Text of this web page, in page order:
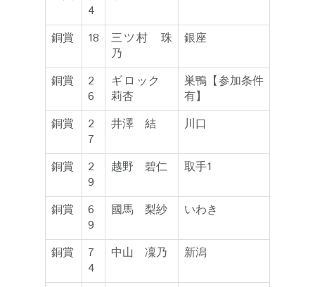
4
銅賞 18
三ツ村 珠
乃
銀座
銅賞
2
6
ギロック
莉杏
巣鴨【参加条件
有】
銅賞
2
7
井澤 結 川口
銅賞
2
9
越野 碧仁 取手1
銅賞
6
9
國馬 梨紗 いわき
銅賞
7
4
中山 凜乃 新潟